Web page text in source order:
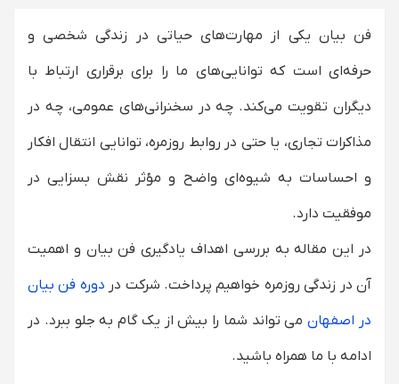
فن بیان یکی از مهارت‌های حیاتی در زندگی شخصی و
حرفه‌ای است که توانایی‌های ما را برای برقراری ارتباط با
دیگران تقویت می‌کند. چه در سخنرانی‌های عمومی، چه در
مذاکرات تجاری، یا حتی در روابط روزمره، توانایی انتقال افکار
و احساسات به شیوه‌ای واضح و مؤثر نقش بسزایی در
موفقیت دارد.
در این مقاله به بررسی اهداف یادگیری فن بیان و اهمیت
آن در زندگی روزمره خواهیم پرداخت. شرکت در دوره فن بیان
در اصفهانمی تواند شما را بیش از یک گام به جلو ببرد. در
ادامه با ما همراه باشید.